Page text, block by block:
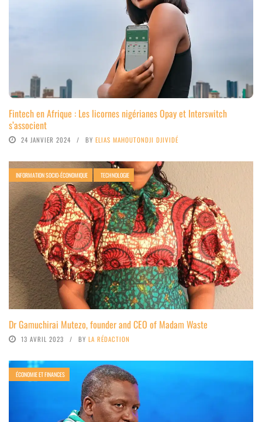
Fintech en Afrique : Les licornes nigérianes Opay et Interswitch
s’associent
24 JANVIER 2024 BY ELIAS MAHOUTONDJI DJIVIDÉ
INFORMATION SOCIO-ÉCONOMIQUE TECHNOLOGIE
Dr Gamuchirai Mutezo, founder and CEO of Madam Waste
13 AVRIL 2023 BY LA RÉDACTION
ÉCONOMIE ET FINANCES